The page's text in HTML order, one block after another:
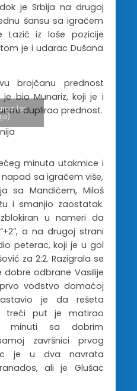
je Srbija na drugoj
šansu sa igračem
Lazić iz loše pozicije
je i udarac Dušana
brojčanu prednost
je bio Munariz, koji je i
duplirao prednost.
ter
minuta utakmice i
napad sa igračem više,
sa Mandićem, Miloš
i smanjio zaostatak.
u nameri da
a na drugoj strani
peterac, koji je u gol
za 2:2. Razigrala se
dobre odbrane Vasilije
vođstvo domaćoj
je da rešeta
treći put je matirao
minuti sa dobrim
završnici prvog
je u dva navrata
ali je Glušac